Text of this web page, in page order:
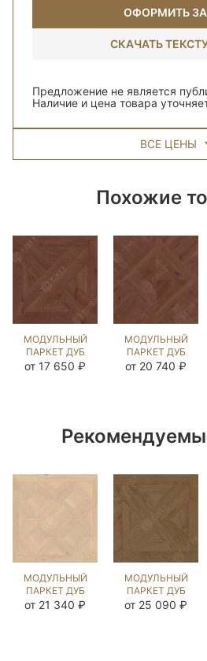
ОФОРМИТЬ
СКАЧАТЬ
Предложение не является
Наличие и цена товара
ВСЕ ЦЕНЫ
Похожие
МОДУЛЬНЫЙ
ПАРКЕТ ДУБ
КЛИССОН
от 17 650 ₽
МОДУЛЬНЫЙ
ПАРКЕТ ДУБ
ЛИОН
от 20 740 ₽
МОДУЛЬНЫЙ
ПАРКЕТ ДУБ
НОРТЕНБЕРГ
от 21 340 ₽
МОДУЛЬНЫЙ
ПАРКЕТ ДУБ
ПРАУД
от 25 090 ₽